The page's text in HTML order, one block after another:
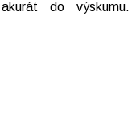
do výskumu.